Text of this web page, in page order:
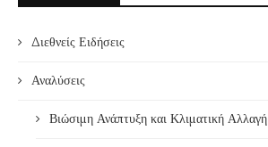
Διεθνείς Ειδήσεις
Αναλύσεις
Βιώσιμη Ανάπτυξη και Κλιματική Αλλαγή